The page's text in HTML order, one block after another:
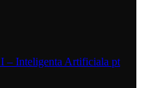
– Inteligenta Artificiala pt